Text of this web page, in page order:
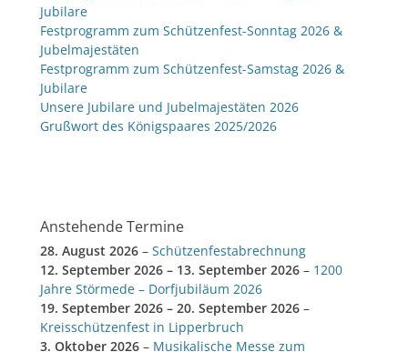
Jubilare
Festprogramm zum Schützenfest-Sonntag 2026 &
Jubelmajestäten
Festprogramm zum Schützenfest-Samstag 2026 &
Jubilare
Unsere Jubilare und Jubelmajestäten 2026
Grußwort des Königspaares 2025/2026
Anstehende Termine
28. August 2026 – Schützenfestabrechnung
12. September 2026 – 13. September 2026 – 1200
Jahre Störmede – Dorfjubiläum 2026
19. September 2026 – 20. September 2026 –
Kreisschützenfest in Lipperbruch
3. Oktober 2026 – Musikalische Messe zum